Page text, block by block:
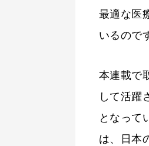
最適な医
いるので
本連載で
して活躍
となって
は、日本